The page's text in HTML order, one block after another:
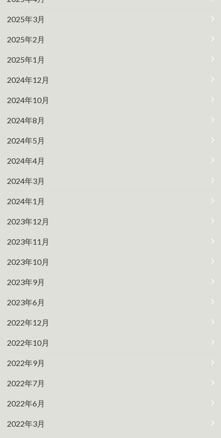
2025年3月
2025年2月
2025年1月
2024年12月
2024年10月
2024年8月
2024年5月
2024年4月
2024年3月
2024年1月
2023年12月
2023年11月
2023年10月
2023年9月
2023年6月
2022年12月
2022年10月
2022年9月
2022年7月
2022年6月
2022年3月